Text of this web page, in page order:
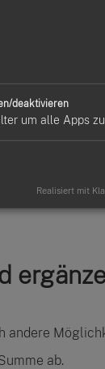
und
und den
andere
ab.
deaktivieren
um alle Apps
Realisiert mit